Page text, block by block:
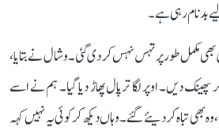
بدنام رہی ہے۔
مکمل طور پر تہس نہس کر دی گئی۔ وشال نے بتایا،
پھینک دیں۔ اوپر لگا ترپال پھاڑ دیا گیا۔ ہم نے اسے
بھی تباہ کر دیئے گئے۔ وہاں دیکھ کر کوئی یہ نہیں کہہ